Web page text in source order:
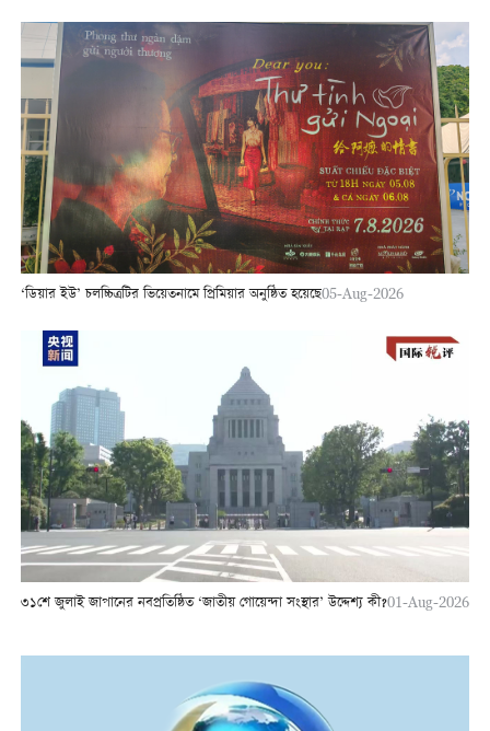
‘ডিয়ার ইউ’ চলচ্চিত্রটির ভিয়েতনামে প্রিমিয়ার অনুষ্ঠিত হয়েছে05-Aug-2026
৩১শে জুলাই জাপানের নবপ্রতিষ্ঠিত ‘জাতীয় গোয়েন্দা সংস্থার’ উদ্দেশ্য কী?01-Aug-2026